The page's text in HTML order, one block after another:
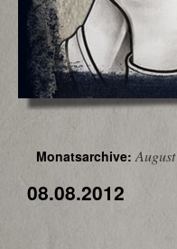
Monatsarchive:
08.08.2012